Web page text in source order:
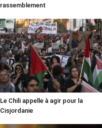
rassemblement
Le Chili appelle à agir pour la
Cisjordanie